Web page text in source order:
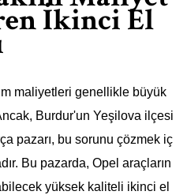
İkinci El
maliyetleri genellikle büyük
Burdur'un Yeşilova ilçesi
pazarı, bu sorunu çözmek iç
Bu pazarda, Opel araçların
yüksek kaliteli ikinci el